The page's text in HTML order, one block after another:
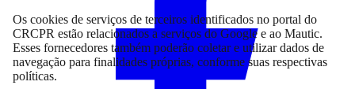
Os cookies de serviços de terceiros identificados no portal do
CRCPR estão relacionados a serviços do Google e ao Mautic.
Esses fornecedores também poderão coletar e utilizar dados de
navegação para finalidades próprias, conforme suas respectivas
políticas.